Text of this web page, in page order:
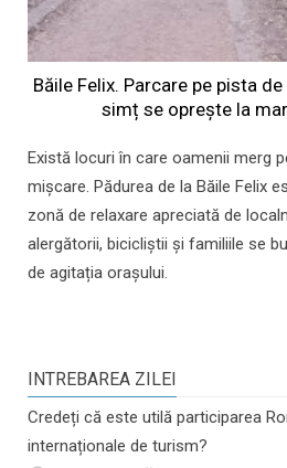
Băile Felix. Parcare pe pista
simț se oprește la
Există locuri în care oamenii merg
mișcare. Pădurea de la Băile Felix
zonă de relaxare apreciată de
alergătorii, bicicliștii și familiile se
de agitația orașului.
INTREBAREA ZILEI
Credeți că este utilă participarea
internaționale de turism?